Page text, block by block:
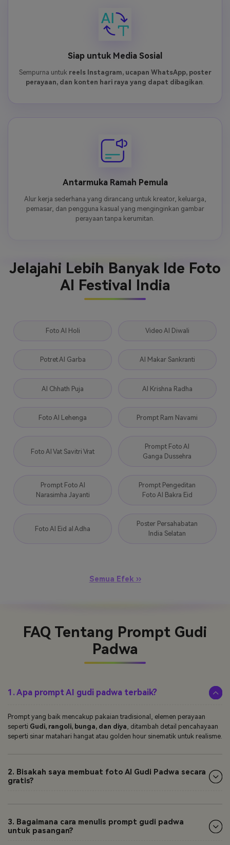
Siap untuk Media Sosial
Sempurna untuk reels Instagram, ucapan WhatsApp, poster
perayaan, dan konten hari raya yang dapat dibagikan.
Antarmuka Ramah Pemula
Alur kerja sederhana yang dirancang untuk kreator, keluarga,
pemasar, dan pengguna kasual yang menginginkan gambar
perayaan tanpa kerumitan.
Jelajahi Lebih Banyak Ide Foto
AI Festival India
Foto AI Holi Video AI Diwali
Potret AI Garba AI Makar Sankranti
AI Chhath Puja AI Krishna Radha
Foto AI Lehenga Prompt Ram Navami
Foto AI Vat Savitri Vrat
Prompt Foto AI
Ganga Dussehra
Prompt Foto AI
Narasimha Jayanti
Prompt Pengeditan
Foto AI Bakra Eid
Foto AI Eid al Adha
Poster Persahabatan
India Selatan
Semua Efek ››
FAQ Tentang Prompt Gudi
Padwa
1. Apa prompt AI gudi padwa terbaik?
Prompt yang baik mencakup pakaian tradisional, elemen perayaan
seperti Gudi, rangoli, bunga, dan diya , ditambah detail pencahayaan
seperti sinar matahari hangat atau golden hour sinematik untuk realisme.
2. Bisakah saya membuat foto AI Gudi Padwa secara
gratis?
3. Bagaimana cara menulis prompt gudi padwa
untuk pasangan?